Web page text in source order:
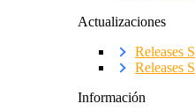
Actualizaciones
Releases
Releases
Información